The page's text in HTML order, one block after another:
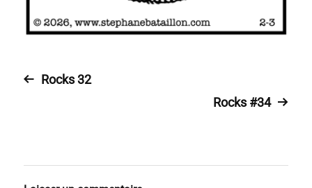
Rocks 32
Rocks #34